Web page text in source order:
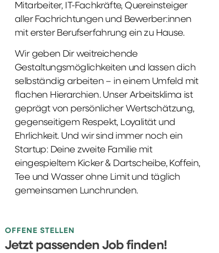
Mitarbeiter, IT-Fachkräfte, Quereinsteiger
aller Fachrichtungen und Bewerber:innen
mit erster Berufserfahrung ein zu Hause.
Wir geben Dir weitreichende
Gestaltungsmöglichkeiten und lassen dich
selbständig arbeiten – in einem Umfeld mit
flachen Hierarchien. Unser Arbeitsklima ist
geprägt von persönlicher Wertschätzung,
gegenseitigem Respekt, Loyalität und
Ehrlichkeit. Und wir sind immer noch ein
Startup: Deine zweite Familie mit
eingespieltem Kicker & Dartscheibe, Koffein,
Tee und Wasser ohne Limit und täglich
gemeinsamen Lunchrunden.
OFFENE STELLEN
Jetzt passenden Job finden!